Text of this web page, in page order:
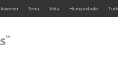
Terra Vida Humanidade
ferramentas